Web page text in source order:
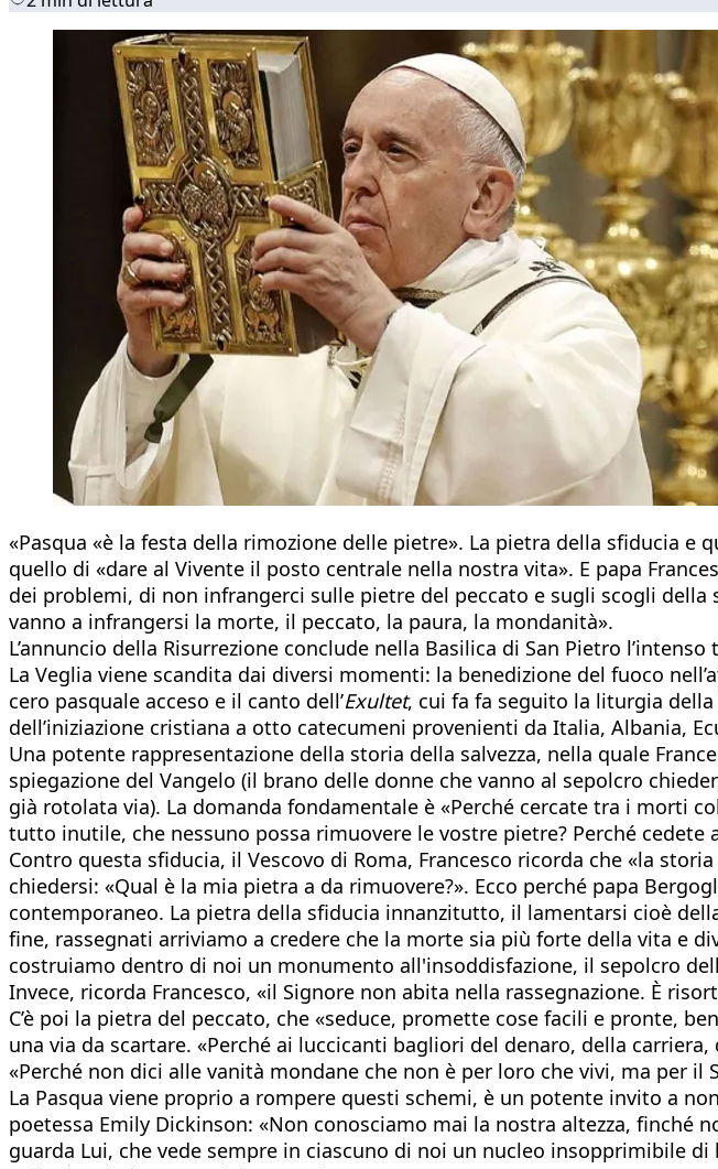
«Pasqua «è la festa della rimozione delle pietre». La pietra della sfiducia
quello di «dare al Vivente il posto centrale nella nostra vita». E papa
dei problemi, di non infrangerci sulle pietre del peccato e sugli scogli
vanno a infrangersi la morte, il peccato, la paura, la mondanità».
L’annuncio della Risurrezione conclude nella Basilica di San Pietro
La Veglia viene scandita dai diversi momenti: la benedizione del fuoco
cero pasquale acceso e il canto dell’Exultet, cui fa fa seguito la liturgia
dell’iniziazione cristiana a otto catecumeni provenienti da Italia, Albania,
Una potente rappresentazione della storia della salvezza, nella quale
spiegazione del Vangelo (il brano delle donne che vanno al sepolcro
già rotolata via). La domanda fondamentale è «Perché cercate tra i morti
tutto inutile, che nessuno possa rimuovere le vostre pietre? Perché cedete
Contro questa sfiducia, il Vescovo di Roma, Francesco ricorda che «la
chiedersi: «Qual è la mia pietra a da rimuovere?». Ecco perché papa
contemporaneo. La pietra della sfiducia innanzitutto, il lamentarsi cioè
fine, rassegnati arriviamo a credere che la morte sia più forte della vita e
costruiamo dentro di noi un monumento all'insoddisfazione, il sepolcro
Invece, ricorda Francesco, «il Signore non abita nella rassegnazione. È
C’è poi la pietra del peccato, che «seduce, promette cose facili e pronte,
una via da scartare. «Perché ai luccicanti bagliori del denaro, della
«Perché non dici alle vanità mondane che non è per loro che vivi, ma per il
La Pasqua viene proprio a rompere questi schemi, è un potente invito a
poetessa Emily Dickinson: «Non conosciamo mai la nostra altezza, finché
guarda Lui, che vede sempre in ciascuno di noi un nucleo insopprimibile